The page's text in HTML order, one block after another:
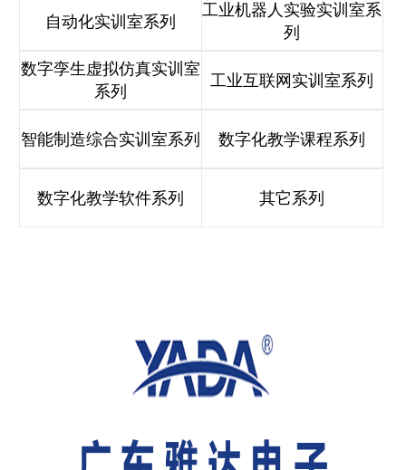
自动化实训室系列
工业机器人实验实训室系
列
数字孪生虚拟仿真实训室
系列
工业互联网实训室系列
智能制造综合实训室系列 数字化教学课程系列
数字化教学软件系列 其它系列